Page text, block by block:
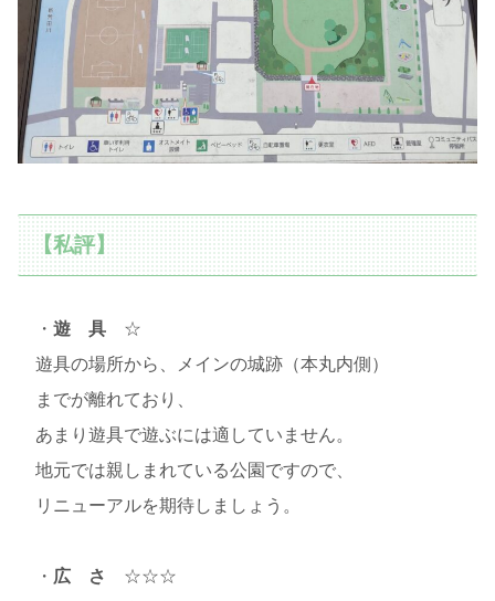
【私評】
・ 遊 具 ☆
遊具の場所から、メインの城跡（本丸内側）
までが離れており、
あまり遊具で遊ぶには適していません。
地元では親しまれている公園ですので、
リニューアルを期待しましょう。
・ 広 さ
☆☆☆